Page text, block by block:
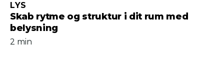
Skab rytme og struktur i dit rum med
belysning
LYS
2 min